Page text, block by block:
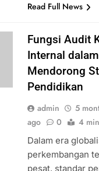
Read Full News
Fungsi Audit
Internal
Mendorong
Pendidikan
admin
5
ago
0 4
Dalam era
perkembangan
pesat, standar